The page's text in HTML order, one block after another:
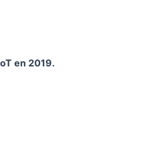
en 2019.